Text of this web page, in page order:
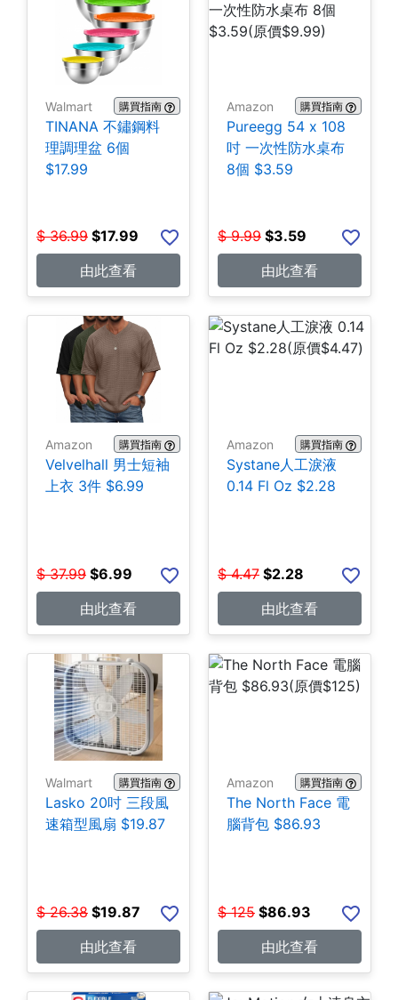
Walmart 購買指南
TINANA 不鏽鋼料
理調理盆 6個
$17.99
$ 36.99 $17.99
由此查看
Amazon 購買指南
Pureegg 54 x 108
吋 一次性防水桌布
8個 $3.59
$ 9.99 $3.59
由此查看
Amazon 購買指南
Velvelhall 男士短袖
上衣 3件 $6.99
$ 37.99 $6.99
由此查看
Amazon 購買指南
Systane人工淚液
0.14 Fl Oz $2.28
$ 4.47 $2.28
由此查看
Walmart 購買指南
Lasko 20吋 三段風
速箱型風扇 $19.87
$ 26.38 $19.87
由此查看
Amazon 購買指南
The North Face 電
腦背包 $86.93
$ 125 $86.93
由此查看